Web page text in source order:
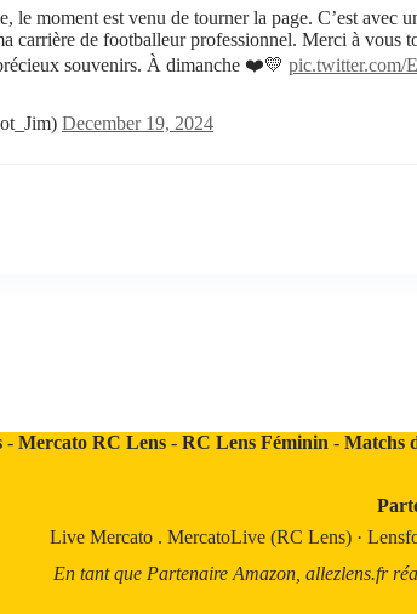
le moment est venu de tourner la page. C’est avec
carrière de footballeur professionnel. Merci à vous
souvenirs. À dimanche ❤️💛 pic.twitter.com/
December 19, 2024
- Mercato RC Lens- RC Lens Féminin - Matchs
Live Mercato . MercatoLive (RC Lens) ·
En tant que Partenaire Amazon, allezlens.fr